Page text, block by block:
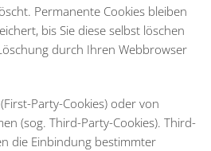
Permanente Cookies bleiben
bis Sie diese selbst löschen
durch Ihren Webbrowser
Party-Cookies) oder von
(sog. Third-Party-Cookies). Third-
die Einbindung bestimmter